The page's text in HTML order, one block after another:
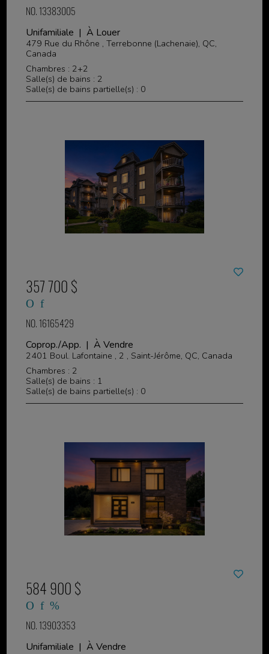
NO. 13383005
Unifamiliale | À Louer
479 Rue du Rhône , Terrebonne (Lachenaie), QC,
Canada
Chambres : 2+2
Salle(s) de bains : 2
Salle(s) de bains partielle(s) : 0
357 700 $
NO. 16165429
Coprop./App. | À Vendre
2401 Boul. Lafontaine , 2 , Saint-Jérôme, QC, Canada
Chambres : 2
Salle(s) de bains : 1
Salle(s) de bains partielle(s) : 0
584 900 $
NO. 13903353
Unifamiliale | À Vendre